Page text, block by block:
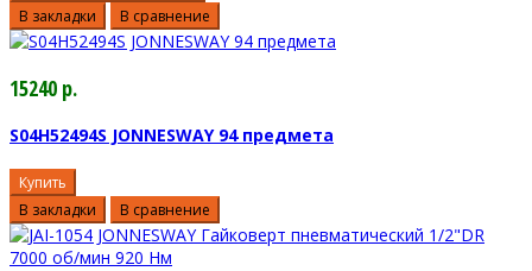
В закладки
В сравнение
15240 р.
S04H52494S JONNESWAY 94 предмета
Купить
В закладки
В сравнение